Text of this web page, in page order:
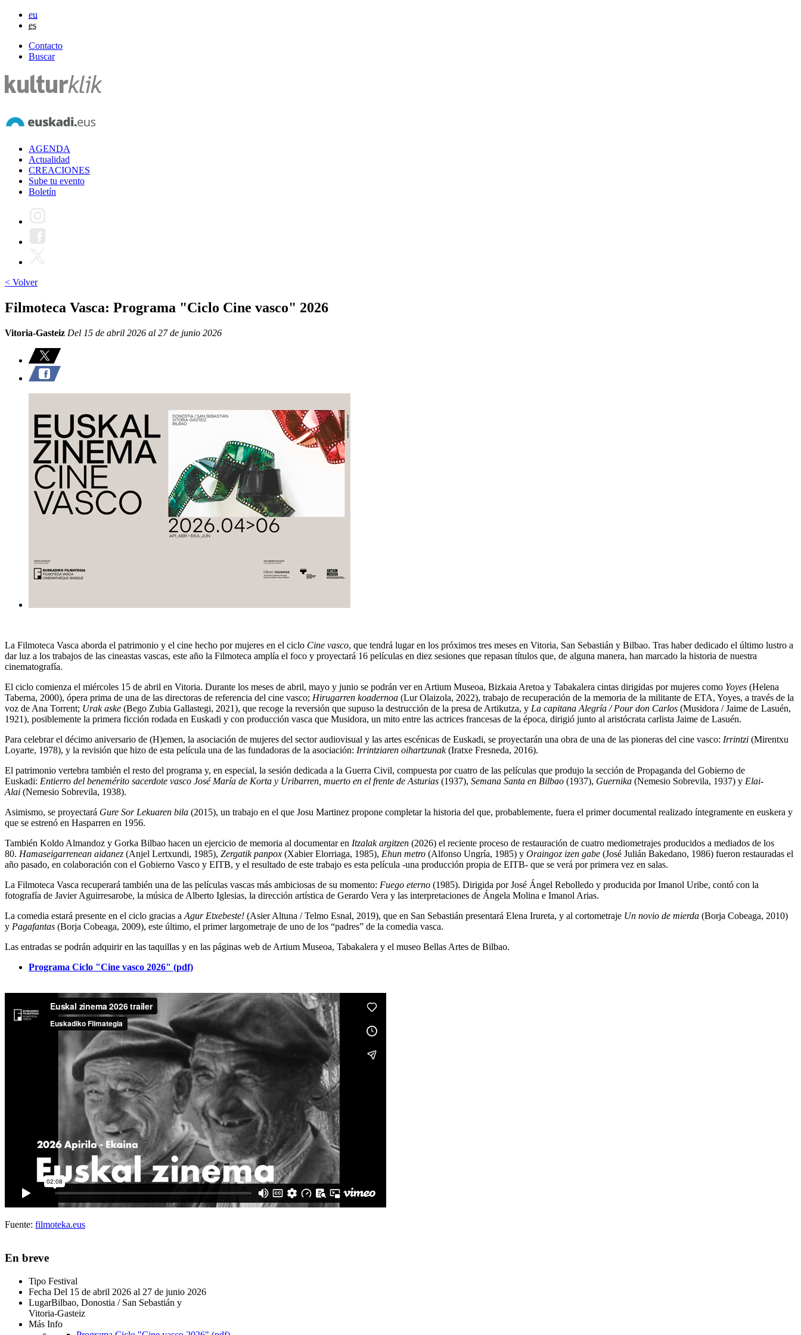
eu
es
Contacto
Buscar
AGENDA
Actualidad
CREACIONES
Sube tu evento
Boletín
< Volver
Filmoteca Vasca: Programa "Ciclo Cine vasco" 2026
Vitoria-Gasteiz Del 15 de abril 2026 al 27 de junio 2026
La Filmoteca Vasca aborda el patrimonio y el cine hecho por mujeres en el ciclo Cine vasco, que tendrá lugar en los próximos tres meses en Vitoria, San Sebastián y Bilbao. Tras haber dedicado el último lustro a
dar luz a los trabajos de las cineastas vascas, este año la Filmoteca amplía el foco y proyectará 16 películas en diez sesiones que repasan títulos que, de alguna manera, han marcado la historia de nuestra
cinematografía.
El ciclo comienza el miércoles 15 de abril en Vitoria. Durante los meses de abril, mayo y junio se podrán ver en Artium Museoa, Bizkaia Aretoa y Tabakalera cintas dirigidas por mujeres como Yoyes (Helena
Taberna, 2000), ópera prima de una de las directoras de referencia del cine vasco; Hirugarren koadernoa (Lur Olaizola, 2022), trabajo de recuperación de la memoria de la militante de ETA, Yoyes, a través de la
voz de Ana Torrent; Urak aske (Bego Zubia Gallastegi, 2021), que recoge la reversión que supuso la destrucción de la presa de Artikutza, y La capitana Alegría / Pour don Carlos (Musidora / Jaime de Lasuén,
1921), posiblemente la primera ficción rodada en Euskadi y con producción vasca que Musidora, un mito entre las actrices francesas de la época, dirigió junto al aristócrata carlista Jaime de Lasuén.
Para celebrar el décimo aniversario de (H)emen, la asociación de mujeres del sector audiovisual y las artes escénicas de Euskadi, se proyectarán una obra de una de las pioneras del cine vasco: Irrintzi (Mirentxu
Loyarte, 1978), y la revisión que hizo de esta película una de las fundadoras de la asociación: Irrintziaren oihartzunak(Iratxe Fresneda, 2016).
El patrimonio vertebra también el resto del programa y, en especial, la sesión dedicada a la Guerra Civil, compuesta por cuatro de las películas que produjo la sección de Propaganda del Gobierno de
Euskadi: Entierro del benemérito sacerdote vasco José María de Korta y Uribarren, muerto en el frente de Asturias (1937), Semana Santa en Bilbao (1937), Guernika (Nemesio Sobrevila, 1937) y Elai-
Alai (Nemesio Sobrevila, 1938).
Asimismo, se proyectará Gure Sor Lekuaren bila (2015), un trabajo en el que Josu Martinez propone completar la historia del que, probablemente, fuera el primer documental realizado íntegramente en euskera y
que se estrenó en Hasparren en 1956.
También Koldo Almandoz y Gorka Bilbao hacen un ejercicio de memoria al documentar en Itzalak argitzen (2026) el reciente proceso de restauración de cuatro mediometrajes producidos a mediados de los
80. Hamaseigarrenean aidanez (Anjel Lertxundi, 1985), Zergatik panpox (Xabier Elorriaga, 1985), Ehun metro (Alfonso Ungría, 1985) y Oraingoz izen gabe (José Julián Bakedano, 1986) fueron restauradas el
año pasado, en colaboración con el Gobierno Vasco y EITB, y el resultado de este trabajo es esta película -una producción propia de EITB- que se verá por primera vez en salas.
La Filmoteca Vasca recuperará también una de las películas vascas más ambiciosas de su momento: Fuego eterno (1985). Dirigida por José Ángel Rebolledo y producida por Imanol Uribe, contó con la
fotografía de Javier Aguirresarobe, la música de Alberto Iglesias, la dirección artística de Gerardo Vera y las interpretaciones de Ángela Molina e Imanol Arias.
La comedia estará presente en el ciclo gracias a Agur Etxebeste! (Asier Altuna / Telmo Esnal, 2019), que en San Sebastián presentará Elena Irureta, y al cortometraje Un novio de mierda (Borja Cobeaga, 2010)
y Pagafantas (Borja Cobeaga, 2009), este último, el primer largometraje de uno de los “padres” de la comedia vasca.
Las entradas se podrán adquirir en las taquillas y en las páginas web de Artium Museoa, Tabakalera y el museo Bellas Artes de Bilbao.
Programa Ciclo "Cine vasco 2026" (pdf)
Fuente: filmoteka.eus
En breve
Tipo Festival
Fecha Del 15 de abril 2026 al 27 de junio 2026
LugarBilbao, Donostia / San Sebastián y
Vitoria-Gasteiz
Más Info